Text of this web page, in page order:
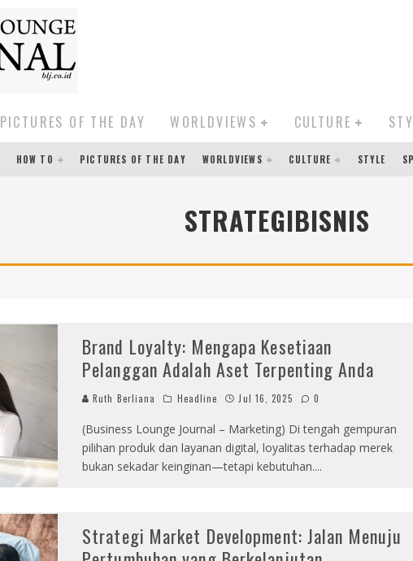
PICTURES OF THE DAY WORLDVIEWS CULTURE
HOW TO PICTURES OF THE DAY WORLDVIEWS CULTURE STYLE
STRATEGIBISNIS
Brand Loyalty: Mengapa Kesetiaan
Pelanggan Adalah Aset Terpenting Anda
Ruth Berliana Headline Jul 16, 2025 0
(Business Lounge Journal – Marketing) Di tengah gempuran
pilihan produk dan layanan digital, loyalitas terhadap merek
bukan sekadar keinginan—tetapi kebutuhan....
Strategi Market Development: Jalan Menuju